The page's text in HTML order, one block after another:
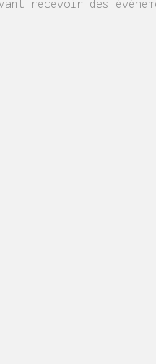
recevoir des